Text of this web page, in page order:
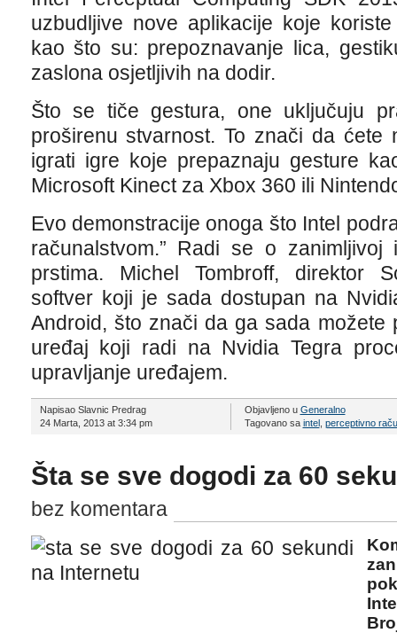
uzbudljive nove aplikacije koje
kao što su: prepoznavanje lica,
zaslona osjetljivih na dodir.
Što se tiče gestura, one uključuju
proširenu stvarnost. To znači da ćete
igrati igre koje prepaznaju gesture
Microsoft Kinect za Xbox 360 ili
Evo demonstracije onoga što Intel
računalstvom.” Radi se o
prstima. Michel Tombroff, direktor
softver koji je sada dostupan na
Android, što znači da ga sada možete
uređaj koji radi na Nvidia Tegra
upravljanje uređajem.
Napisao Slavnic Predrag
24 Marta, 2013 at 3:34 pm
Objavljeno u Generalno
Tagovano sa intel, perceptivno
Šta se sve dogodi za 60
bez komentara